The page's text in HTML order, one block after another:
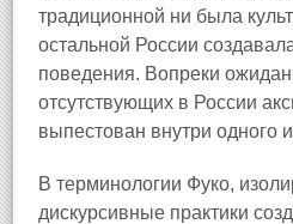
традиционной ни была
остальной России
поведения. Вопреки
отсутствующих в России
выпестован внутри одного
В терминологии Фуко,
дискурсивные практики